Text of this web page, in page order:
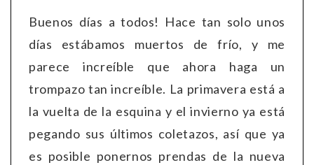
Buenos días a todos! Hace tan solo unos
días estábamos muertos de frío, y me
parece increíble que ahora haga un
trompazo tan increíble. La primavera está a
la vuelta de la esquina y el invierno ya está
pegando sus últimos coletazos, así que ya
es posible ponernos prendas de la nueva